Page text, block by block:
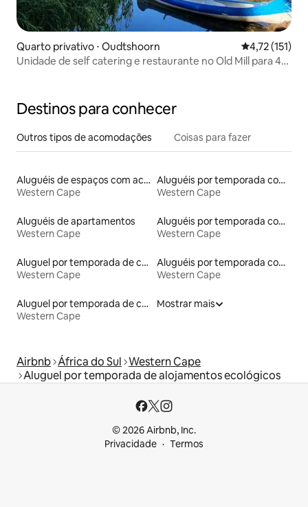
Quarto privativo ⋅ Oudtshoorn 4,72 de uma
4,72 (151)
Unidade de self catering e restaurante no Old Mill para 4
Destinos para conhecer
Outros tipos de acomodações Coisas para fazer
Aluguéis de espaços com acesso direto a pistas de esqui
Western Cape
Aluguéis por temporada com banheira de hidromassagem
Western Cape
Aluguéis de apartamentos
Western Cape
Aluguéis por temporada com café da manhã
Western Cape
Aluguel por temporada de casas de veraneio
Western Cape
Aluguéis por temporada com banheiro para PCD
Western Cape
Aluguel por temporada de casas na terra
Western Cape
Mostrar mais
Airbnb África do Sul Western Cape
Aluguel por temporada de alojamentos ecológicos
© 2026 Airbnb, Inc.
Privacidade
Termos